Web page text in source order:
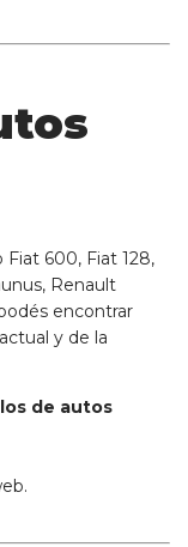
600, Fiat 128,
Renault
encontrar
y de la
de autos